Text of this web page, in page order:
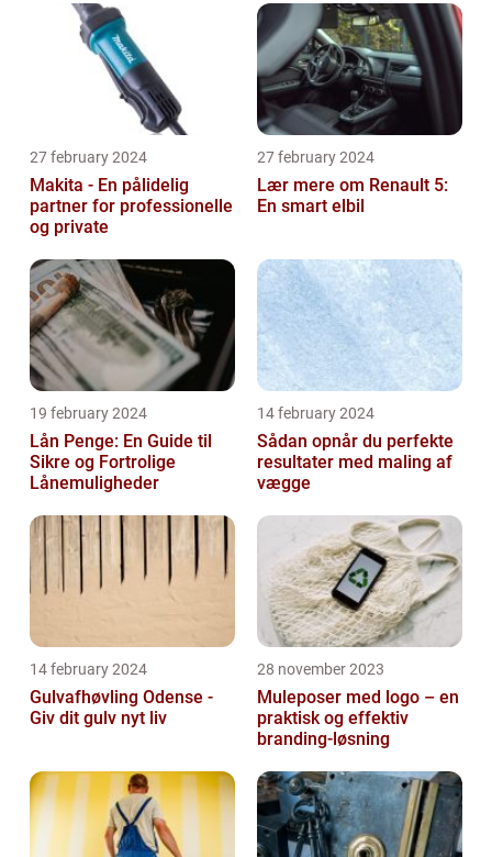
27 february 2024
Makita - En pålidelig
partner for professionelle
og private
27 february 2024
Lær mere om Renault 5:
En smart elbil
19 february 2024
Lån Penge: En Guide til
Sikre og Fortrolige
Lånemuligheder
14 february 2024
Sådan opnår du perfekte
resultater med maling af
vægge
14 february 2024
Gulvafhøvling Odense -
Giv dit gulv nyt liv
28 november 2023
Muleposer med logo – en
praktisk og effektiv
branding-løsning